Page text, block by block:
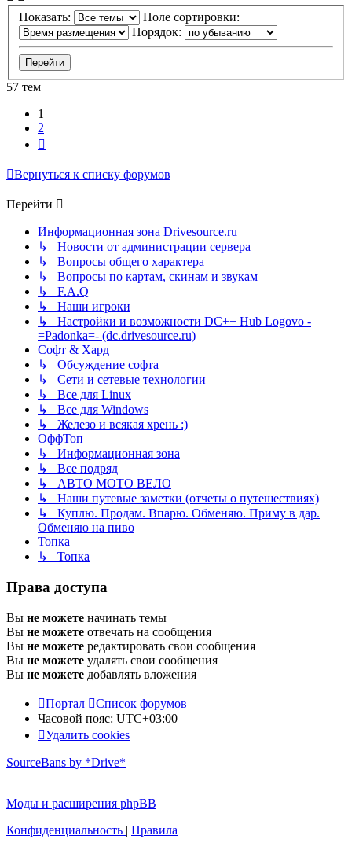
Показать:
Поле сортировки:
Порядок:
57 тем
1
2
Вернуться к списку форумов
Перейти
Информационная зона Drivesource.ru
↳ Новости от администрации сервера
↳ Вопросы общего характера
↳ Вопросы по картам, скинам и звукам
↳ F.A.Q
↳ Наши игроки
↳ Настройки и возможности DC++ Hub Logovo -
=Padonka=- (dc.drivesource.ru)
Софт & Хард
↳ Обсуждение софта
↳ Сети и сетевые технологии
↳ Все для Linux
↳ Все для Windows
↳ Железо и всякая хрень :)
ОффТоп
↳ Информационная зона
↳ Все подряд
↳ АВТО МОТО ВЕЛО
↳ Наши путевые заметки (отчеты о путешествиях)
↳ Куплю. Продам. Впарю. Обменяю. Приму в дар.
Обменяю на пиво
Топка
↳ Топка
Права доступа
Вы не можете начинать темы
Вы не можете отвечать на сообщения
Вы не можете редактировать свои сообщения
Вы не можете удалять свои сообщения
Вы не можете добавлять вложения
Портал
Список форумов
Часовой пояс: UTC+03:00
Удалить cookies
SourceBans by *Drive*
Моды и расширения phpBB
Конфиденциальность | Правила